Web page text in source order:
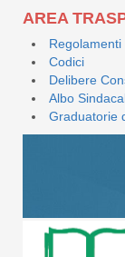
AREA
Regolamenti
Codici
Delibere
Albo
Graduatorie